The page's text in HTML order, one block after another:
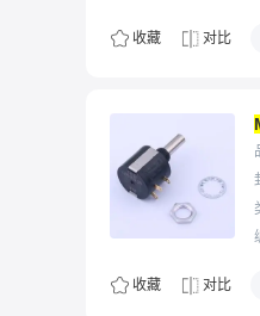
收藏 对比
收藏 对比